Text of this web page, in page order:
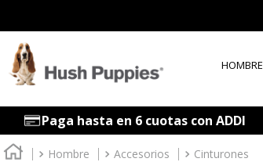
HOMBRE
Paga hasta en 6 cuotas con ADDI
Hombre Accesorios Cinturones